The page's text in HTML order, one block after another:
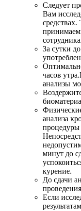
Следует
Вам
За сутки
часов
анализы
анализа
процедуры
минут до
курение.
До сдачи
Если